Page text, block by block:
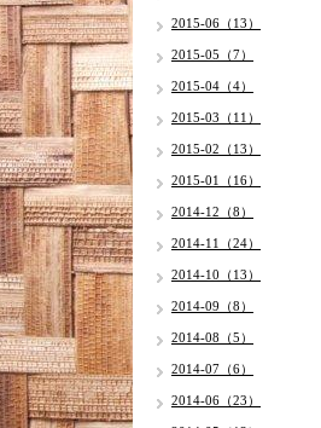
2015-06（13）
2015-05（7）
2015-04（4）
2015-03（11）
2015-02（13）
2015-01（16）
2014-12（8）
2014-11（24）
2014-10（13）
2014-09（8）
2014-08（5）
2014-07（6）
2014-06（23）